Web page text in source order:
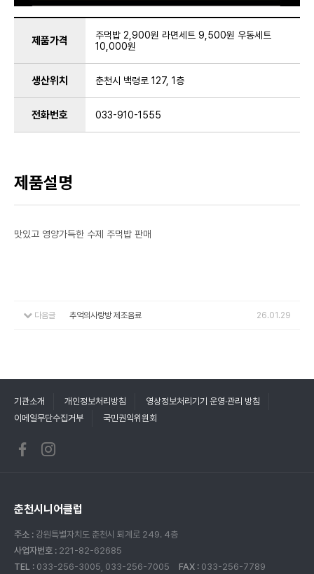
제품가격
주먹밥 2,900원 라면세트 9,500원 우동세트
10,000원
생산위치 춘천시 백령로 127, 1층
전화번호 033-910-1555
제품설명
맛있고 영양가득한 수제 주먹밥 판매
다음글 추억의사랑방 제조음료 26.01.29
기관소개 개인정보처리방침
영상정보처리기기 운영·관리 방침
이메일무단수집거부
국민권익위원회
춘천시니어클럽
주소 : 강원특별자치도 춘천시 퇴계로 249. 4층
사업자번호 : 221-82-62685
TEL : 033-256-3005, 033-256-7005 FAX : 033-256-7789